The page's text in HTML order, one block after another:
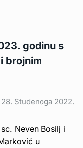
godinu s
brojnim
28. Studenoga 2022.
Neven Bosilj i
u